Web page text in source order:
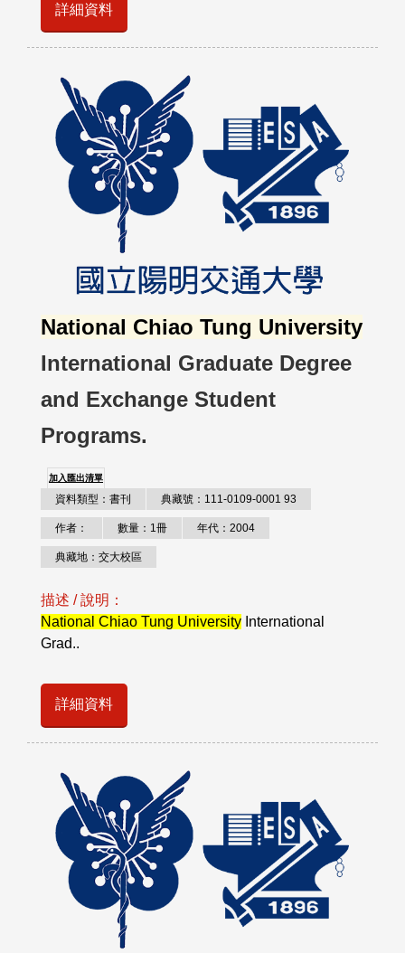
詳細資料
National Chiao Tung University
International Graduate Degree
and Exchange Student
Programs.
加入匯出清單
資料類型：書刊 典藏號：111-0109-0001 93
作者： 數量：1冊 年代：2004
典藏地：交大校區
描述 / 說明：
National Chiao Tung University International
Grad..
詳細資料